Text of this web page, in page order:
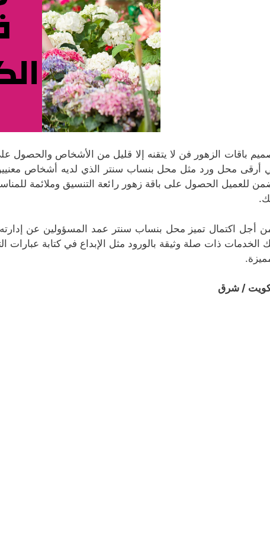
باقات الزهور فن لا يتقنه إلا قليل من الأشخاص والحصول
أرقى محل ورد مثل محل بنساب سنتر الذي لديه أشخاص معنيين
للعميل الحصول على باقة زهور رائعة التنسيق وملائمة
أجل اكتمال تميز محل بنساب سنتر عمد المسؤولين عن إدارته
الخدمات ذات صلة وثيقة بالورود مثل الإبداع في كتابة
/ شرق